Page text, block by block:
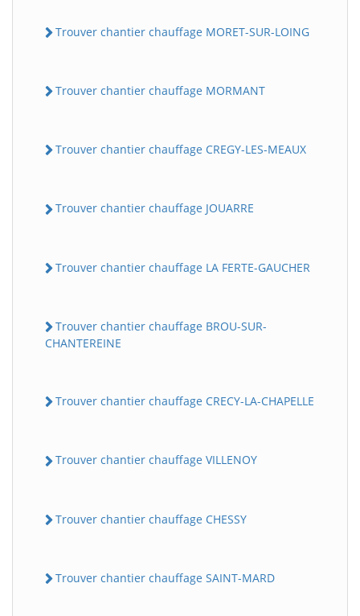
Trouver chantier chauffage MORET-SUR-LOING
Trouver chantier chauffage MORMANT
Trouver chantier chauffage CREGY-LES-MEAUX
Trouver chantier chauffage JOUARRE
Trouver chantier chauffage LA FERTE-GAUCHER
Trouver chantier chauffage BROU-SUR-
CHANTEREINE
Trouver chantier chauffage CRECY-LA-CHAPELLE
Trouver chantier chauffage VILLENOY
Trouver chantier chauffage CHESSY
Trouver chantier chauffage SAINT-MARD